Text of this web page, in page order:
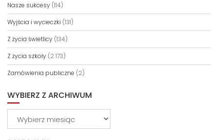
Nasze sukcesy (114)
Wyjścia i wycieczki (131)
Z życia świetlicy (134)
Z życia szkoły (2 173)
Zamówienia publiczne (2)
WYBIERZ Z ARCHIWUM